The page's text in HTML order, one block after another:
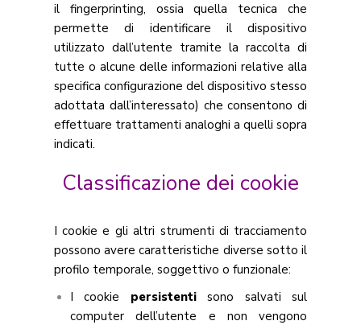
il fingerprinting, ossia quella tecnica che
permette di identificare il dispositivo
utilizzato dall’utente tramite la raccolta di
tutte o alcune delle informazioni relative alla
specifica configurazione del dispositivo stesso
adottata dall’interessato) che consentono di
effettuare trattamenti analoghi a quelli sopra
indicati.
Classificazione dei cookie
I cookie e gli altri strumenti di tracciamento
possono avere caratteristiche diverse sotto il
profilo temporale, soggettivo o funzionale:
I cookie persistentisono salvati sul
computer dell’utente e non vengono